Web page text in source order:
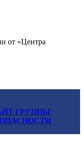
от «Центра
ГРУППЫ